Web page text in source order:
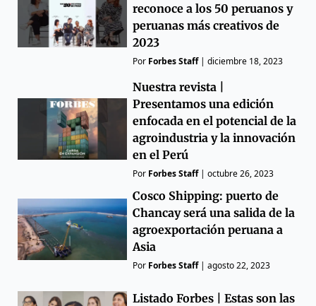
reconoce a los 50 peruanos y
peruanas más creativos de
2023
Por Forbes Staff|diciembre 18, 2023
Nuestra revista |
Presentamos una edición
enfocada en el potencial de la
agroindustria y la innovación
en el Perú
Por Forbes Staff|octubre 26, 2023
Cosco Shipping: puerto de
Chancay será una salida de la
agroexportación peruana a
Asia
Por Forbes Staff|agosto 22, 2023
Listado Forbes | Estas son las